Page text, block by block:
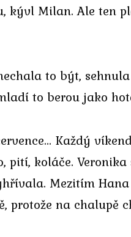
kývl Milan. Ale ten
to být,
to berou jako
Každý
pití, koláče.
Mezitím
protože na chalupě